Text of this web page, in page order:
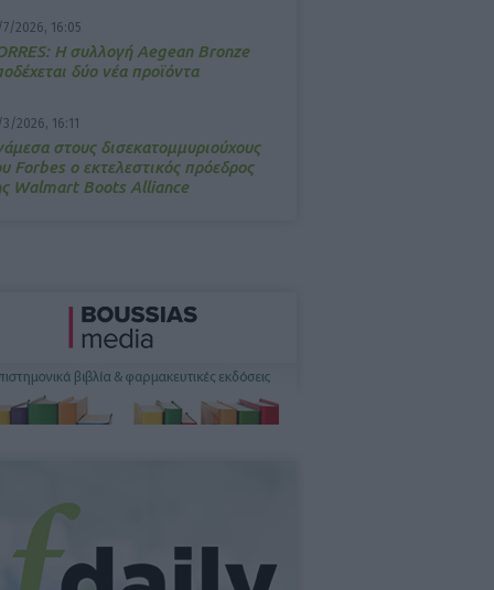
7/2026, 16:05
Η συλλογή Aegean Bronze
δύο νέα προϊόντα
3/2026, 16:11
στους δισεκατομμυριούχους
Forbes o εκτελεστικός πρόεδρος
Walmart Boots Alliance